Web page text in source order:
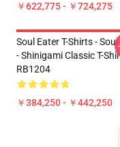
￥622,775 - ￥724,275
Soul Eater T-Shirts -
- Shinigami Classic T-
RB1204
￥384,250 - ￥442,250